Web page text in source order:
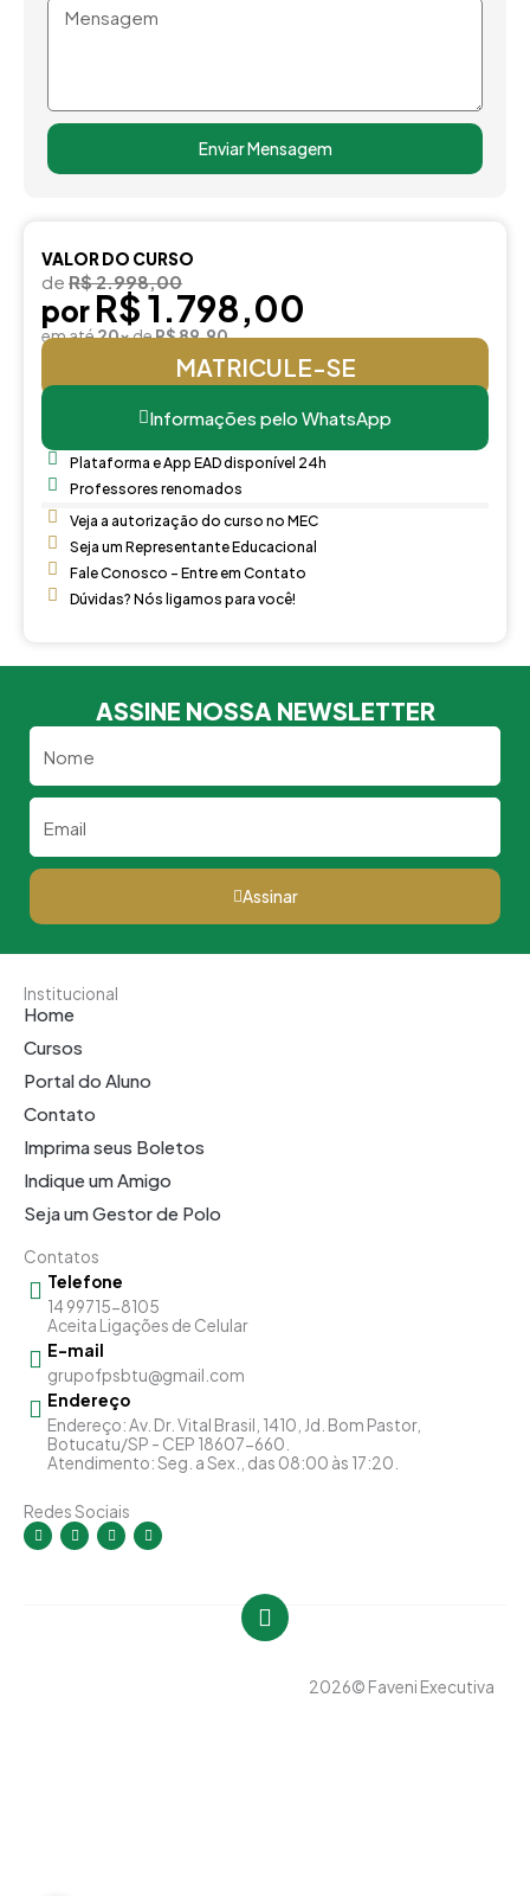
Mensagem
Enviar Mensagem
VALOR DO CURSO
de R$ 2.998,00
por R$ 1.798,00
em até20xdeR$ 89,90
MATRICULE-SE
Informações pelo WhatsApp
Plataforma e App EAD disponível 24h
Professores renomados
Veja a autorização do curso no MEC
Seja um Representante Educacional
Fale Conosco - Entre em Contato
Dúvidas? Nós ligamos para você!
ASSINE NOSSA NEWSLETTER
Assinar
Institucional
Home
Cursos
Portal do Aluno
Contato
Imprima seus Boletos
Indique um Amigo
Seja um Gestor de Polo
Contatos
Telefone
14 99715-8105
Aceita Ligações de Celular
E-mail
grupofpsbtu@gmail.com
Endereço
Endereço: Av. Dr. Vital Brasil, 1410, Jd. Bom Pastor,
Botucatu/SP - CEP 18607-660.
Atendimento: Seg. a Sex., das 08:00 às 17:20.
Redes Sociais
I
n
s
F
a
c
Y
o
u
L
i
n
2026© Faveni Executiva